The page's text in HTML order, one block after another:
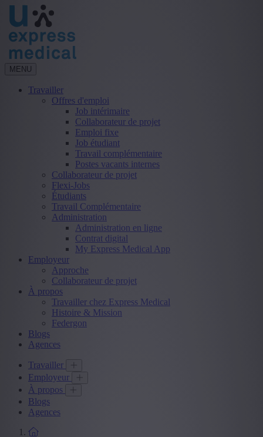
MENU
Travailler
Offres d'emploi
Job intérimaire
Collaborateur de projet
Emploi fixe
Job étudiant
Travail complémentaire
Postes vacants internes
Collaborateur de projet
Flexi-Jobs
Étudiants
Travail Complémentaire
Administration
Administration en ligne
Contrat digital
My Express Medical App
Employeur
Approche
Collaborateur de projet
À propos
Travailler chez Express Medical
Histoire & Mission
Federgon
Blogs
Agences
Travailler
Employeur
À propos
Blogs
Agences